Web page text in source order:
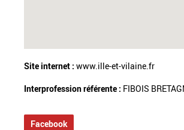
Site internet : www.ille-et-vilaine.fr
Interprofession référente : FIBOIS
Facebook